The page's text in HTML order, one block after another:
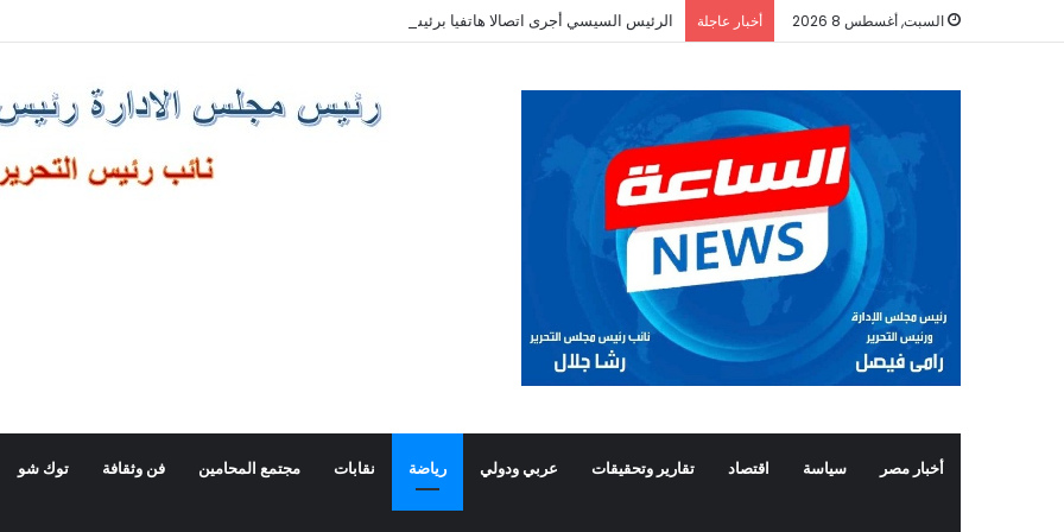
السبت, أغسطس 8 2026 أخبار عاجلة الرئيس السيسي أجرى اتصالا هاتفيا برئيس وزراء اليونان
أخبار مصر سياسة اقتصاد تقارير وتحقيقات عربي ودولي رياضة نقابات مجتمع المحامين فن وثقافة توك شو